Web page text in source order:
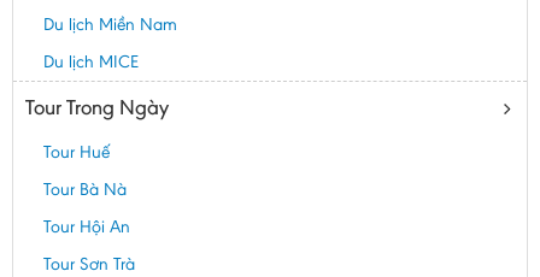
Du lịch Miền Nam
Du lịch MICE
Tour Trong Ngày
Tour Huế
Tour Bà Nà
Tour Hội An
Tour Sơn Trà